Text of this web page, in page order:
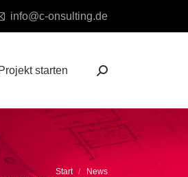
info@c-onsulting.de
Projekt starten Search:
Start
News